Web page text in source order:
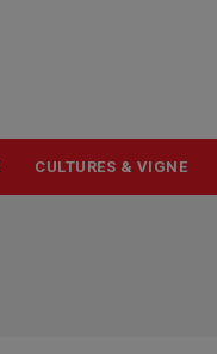
CULTURES & VIGNE